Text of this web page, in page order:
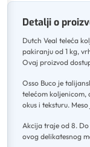
Detalji o
Dutch Veal teleća
pakiranju od 1 kg,
Ovaj proizvod
Osso Buco je
telećom koljenicom,
okus i teksturu.
Akcija traje od 8.
ovog delikatesnog